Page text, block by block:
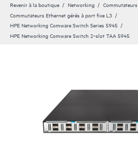
Revenir à la boutique Networking
Commutateurs
Commutateurs Ethernet gérés à port fixe L3
HPE Networking Comware Switch Series 5945
HPE Networking Comware Switch 2‑slot TAA 5945